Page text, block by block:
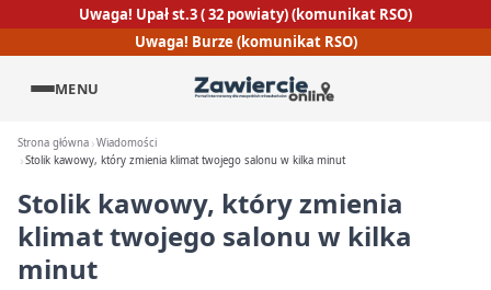
Uwaga! Upał st.3 ( 32 powiaty) (komunikat RSO)
Uwaga! Burze (komunikat RSO)
MENU
Strona główna Wiadomości
Stolik kawowy, który zmienia klimat twojego salonu w kilka minut
Stolik kawowy, który zmienia
klimat twojego salonu w kilka
minut